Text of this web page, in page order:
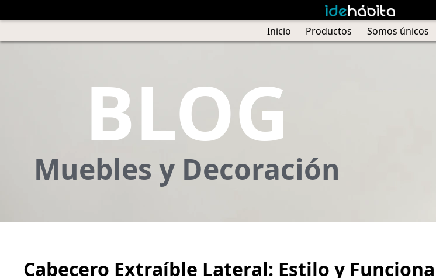
Inicio Productos Somos únicos
BLOG
Muebles y Decoración
Cabecero Extraíble Lateral: Estilo y